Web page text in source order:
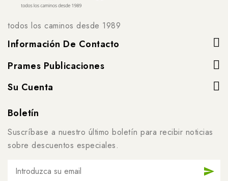
todos los caminos desde 1989
Información De Contacto
Prames Publicaciones
Su Cuenta
Boletín
Suscríbase a nuestro último boletín para recibir noticias
sobre descuentos especiales.